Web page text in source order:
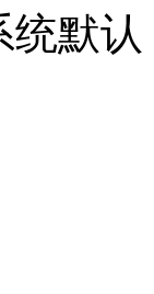
统默认